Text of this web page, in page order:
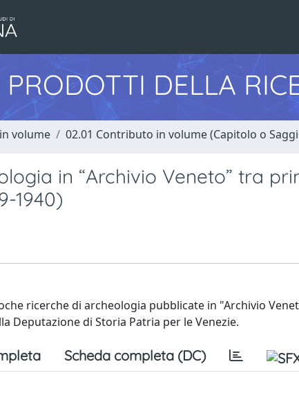
DELLA
volume 02.01 Contributo in volume (Capitolo o
in “Archivio Veneto” tra
1940)
ricerche di archeologia pubblicate in "Archivio
Deputazione di Storia Patria per le Venezie.
Scheda completa (DC)